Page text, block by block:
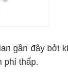
gần đây bởi
phí thấp.